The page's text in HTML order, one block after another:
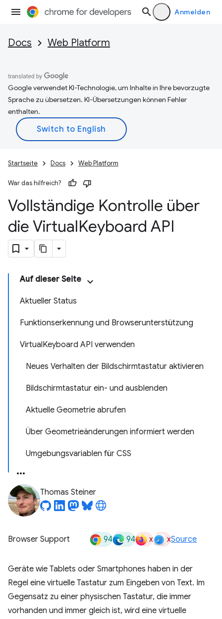
Anmelden
Docs Web Platform
Google verwendet KI-Technologie, um Inhalte in Ihre bevorzugte
Sprache zu übersetzen. KI-Übersetzungen können Fehler
enthalten.
Startseite Docs Web Platform
War das hilfreich?
Vollständige Kontrolle über
die VirtualKeyboard API
Auf dieser Seite
Aktueller Status
Funktionserkennung und Browserunterstützung
VirtualKeyboard API verwenden
Neues Verhalten der Bildschirmtastatur aktivieren
Bildschirmtastatur ein- und ausblenden
Aktuelle Geometrie abrufen
Über Geometrieänderungen informiert werden
Umgebungsvariablen für CSS
Thomas Steiner
Browser Support 94 94 x xSource
Geräte wie Tablets oder Smartphones haben in der
Regel eine virtuelle Tastatur zum Eingeben von Text. Im
Gegensatz zu einer physischen Tastatur, die immer
vorhanden und immer gleich ist, wird eine virtuelle